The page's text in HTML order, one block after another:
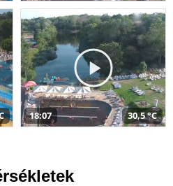
18:07 30,5 °C